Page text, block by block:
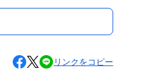
リンクをコピー